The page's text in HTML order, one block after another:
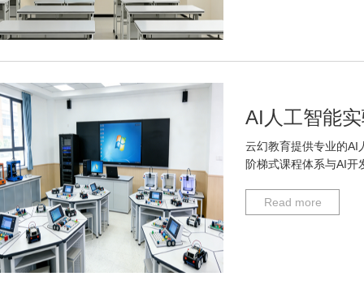
AI人工智能
云幻教育提供专业的AI
阶梯式课程体系与AI
Read more